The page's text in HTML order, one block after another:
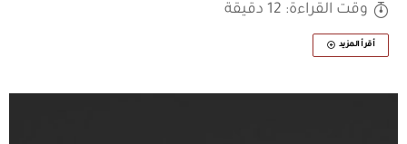
وقت القراءة: 12 دقيقة
أقرأ المزيد